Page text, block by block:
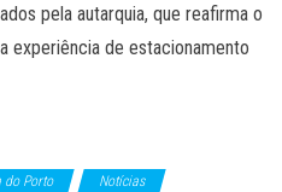
pela autarquia, que reafirma o
experiência de estacionamento
do Porto Notícias